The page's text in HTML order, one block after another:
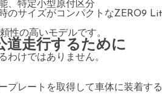
、特定小型原付区分
のサイズがコンパクトなZERO9
性の高いモデルです。
道走行するために
わけではありません。
プレートを取得して車体に装着す